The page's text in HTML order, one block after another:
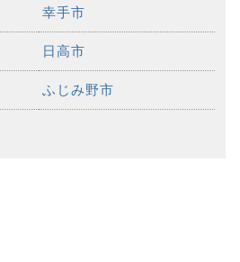
幸手市
日高市
ふじみ野市